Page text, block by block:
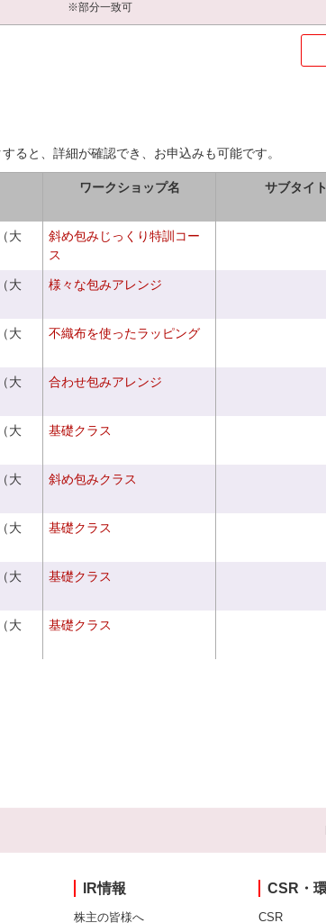
※部分一致可
ると、詳細が確認でき、お申込みも可能です。
ワークショップ名 サブタイ
大
斜め包みじっくり特訓コー
ス
大
様々な包みアレンジ
大
不織布を使ったラッピング
大
合わせ包みアレンジ
大
基礎クラス
大
斜め包みクラス
大
基礎クラス
大
基礎クラス
大
基礎クラス
IR情報
株主の皆様へ
CSR・
CSR